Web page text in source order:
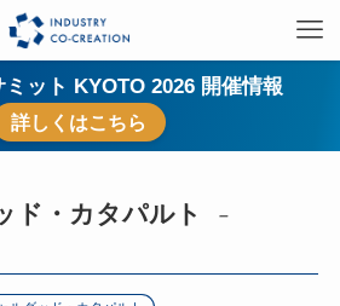
ミット KYOTO 2026 開催情報
詳しくはこちら
ド・カタパルト
–